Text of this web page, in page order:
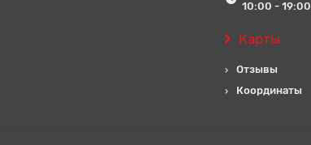
10:00 - 19:00
Карты
Отзывы
Координаты